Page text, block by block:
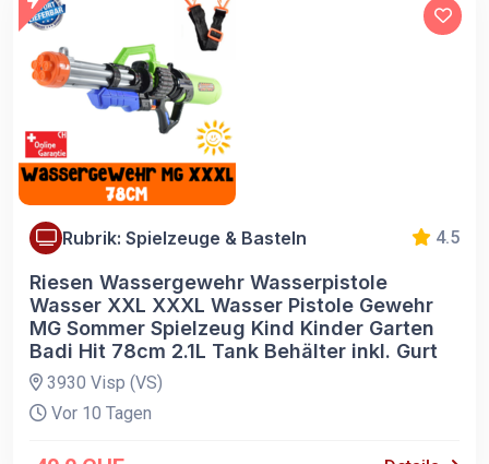
Rubrik: Spielzeuge & Basteln 4.5
Riesen Wassergewehr Wasserpistole
Wasser XXL XXXL Wasser Pistole Gewehr
MG Sommer Spielzeug Kind Kinder Garten
Badi Hit 78cm 2.1L Tank Behälter inkl. Gurt
3930 Visp (VS)
Vor 10 Tagen